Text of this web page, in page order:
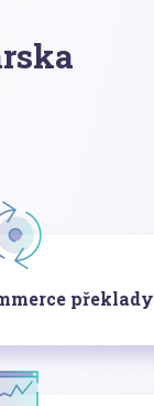
překlady